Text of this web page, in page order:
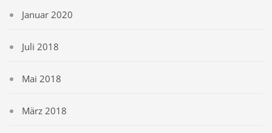
Januar 2020
Juli 2018
Mai 2018
März 2018